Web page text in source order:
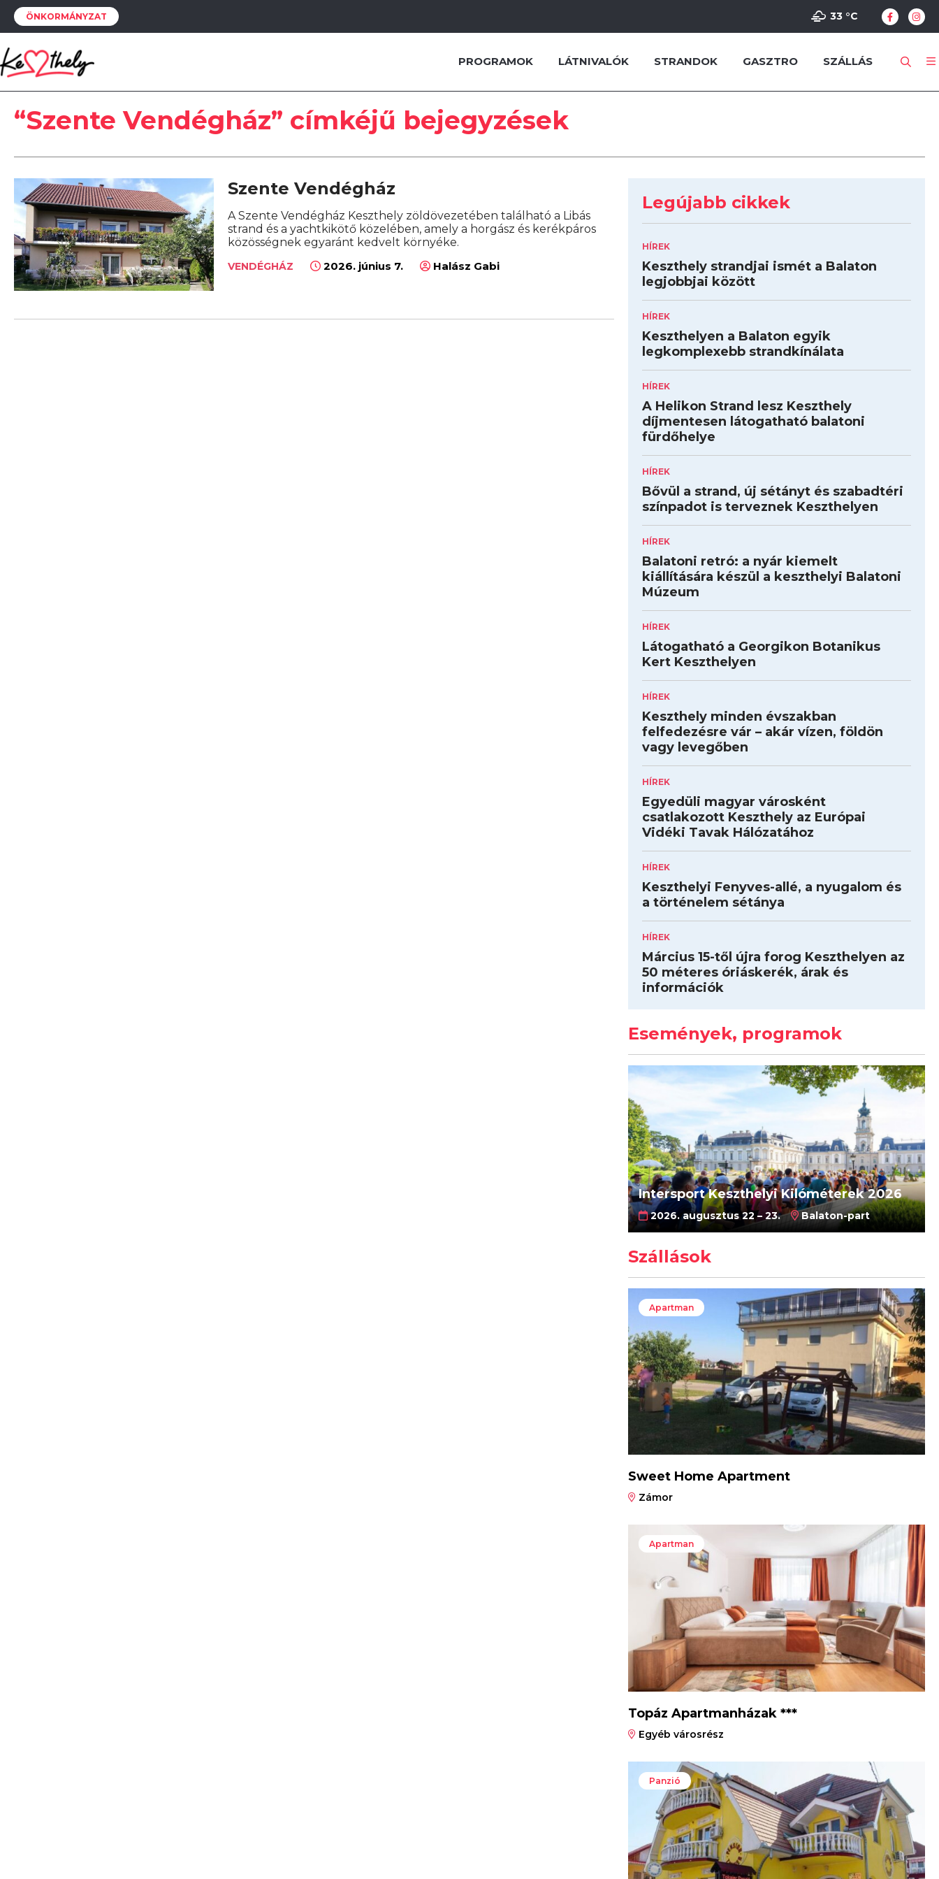
ÖNKORMÁNYZAT 33 °C
PROGRAMOK LÁTNIVALÓK STRANDOK GASZTRO SZÁLLÁS
“Szente Vendégház” címkéjű bejegyzések
Szente Vendégház
A Szente Vendégház Keszthely zöldövezetében található a Libás
strand és a yachtkikötő közelében, amely a horgász és kerékpáros
közösségnek egyaránt kedvelt környéke.
VENDÉGHÁZ 2026. június 7. Halász Gabi
Legújabb cikkek
HÍREK
Keszthely strandjai ismét a Balaton
legjobbjai között
HÍREK
Keszthelyen a Balaton egyik
legkomplexebb strandkínálata
HÍREK
A Helikon Strand lesz Keszthely
díjmentesen látogatható balatoni
fürdőhelye
HÍREK
Bővül a strand, új sétányt és szabadtéri
színpadot is terveznek Keszthelyen
HÍREK
Balatoni retró: a nyár kiemelt
kiállítására készül a keszthelyi Balatoni
Múzeum
HÍREK
Látogatható a Georgikon Botanikus
Kert Keszthelyen
HÍREK
Keszthely minden évszakban
felfedezésre vár – akár vízen, földön
vagy levegőben
HÍREK
Egyedüli magyar városként
csatlakozott Keszthely az Európai
Vidéki Tavak Hálózatához
HÍREK
Keszthelyi Fenyves-allé, a nyugalom és
a történelem sétánya
HÍREK
Március 15-től újra forog Keszthelyen az
50 méteres óriáskerék, árak és
információk
Események, programok
Intersport Keszthelyi Kilóméterek 2026
2026. augusztus 22 – 23. Balaton-part
Szállások
Apartman
Sweet Home Apartment
Zámor
Apartman
Topáz Apartmanházak ***
Egyéb városrész
Panzió